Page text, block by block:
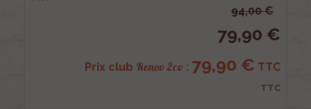
94,00 €
79,90 €
Prix club Renov 2cv : 79,90 € TTC
TTC